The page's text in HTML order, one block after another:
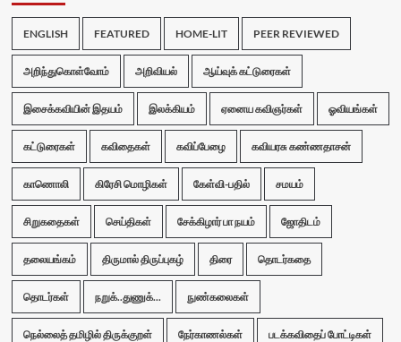
ENGLISH FEATURED HOME-LIT PEER REVIEWED
அறிந்துகொள்வோம் அறிவியல் ஆய்வுக் கட்டுரைகள்
இசைக்கவியின் இதயம் இலக்கியம் ஏனைய கவிஞர்கள் ஓவியங்கள்
கட்டுரைகள் கவிதைகள் கவிப்பேழை கவியரசு கண்ணதாசன்
காணொலி கிரேசி மொழிகள் கேள்வி-பதில் சமயம்
சிறுகதைகள் செய்திகள் சேக்கிழார் பா நயம் ஜோதிடம்
தலையங்கம் திருமால் திருப்புகழ் திரை தொடர்கதை
தொடர்கள் நறுக்..துணுக்... நுண்கலைகள்
நெல்லைத் தமிழில் திருக்குறள் நேர்காணல்கள் படக்கவிதைப் போட்டிகள்